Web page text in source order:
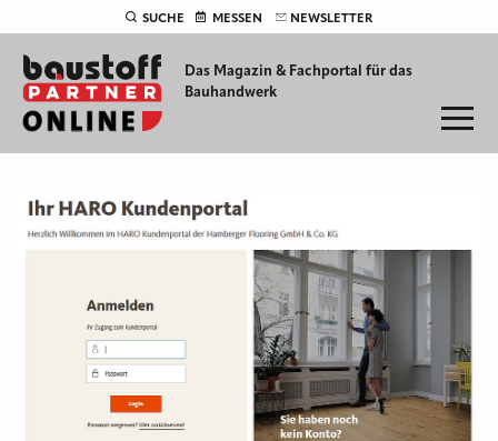
SUCHE MESSEN NEWSLETTER
Das Magazin & Fachportal für das
Bauhandwerk